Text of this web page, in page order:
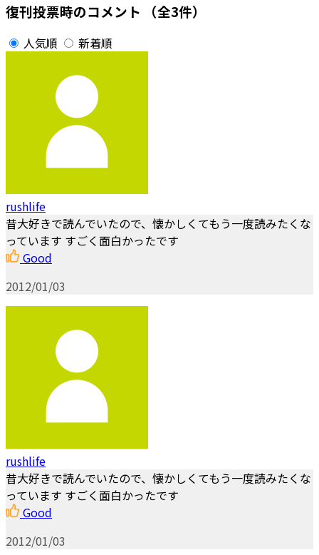
復刊投票時のコメント （全3件）
人気順 新着順
rushlife
昔大好きで読んでいたので、懐かしくてもう一度読みたくな
っています すごく面白かったです
Good
2012/01/03
rushlife
昔大好きで読んでいたので、懐かしくてもう一度読みたくな
っています すごく面白かったです
Good
2012/01/03